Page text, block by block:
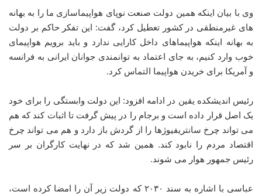
وی با بیان اینکه همین دولت صنعت نوپای هواپیماسازی ما را به بهانه
های غیرمنطقی در کشور تعطیل کرد، گفت: این تفکر حاکم بر دولت
به بهانه اینکه هواپیماهای داخل کارایی ندارد و باید برویم هواپیمای
خوب وارد کنیم، به جای اعتماد به توانمندی جوانان ایرانی به فرانسه
و آمریکا برای خریدن هواپیما التماس کرد.
رئیس اندیشکده یقین در ادامه افزود: این دولت وابستگی را برای خود
یک اصل قرار داده است و برجام را در پیش گرفت تا اثبات کند که هم
می تواند چرخ سانتریفیوژها را از گردش باز دارد و هم می تواند چرخ
اقتصاد مردم را نابود کند. همین شد که در نهایت کارگران بر سر
رئیس جمهور هوار می شوند.
عباسی با اشاره به سند ۲۰۳۰ که دولت زیر آن را امضا کرده است،